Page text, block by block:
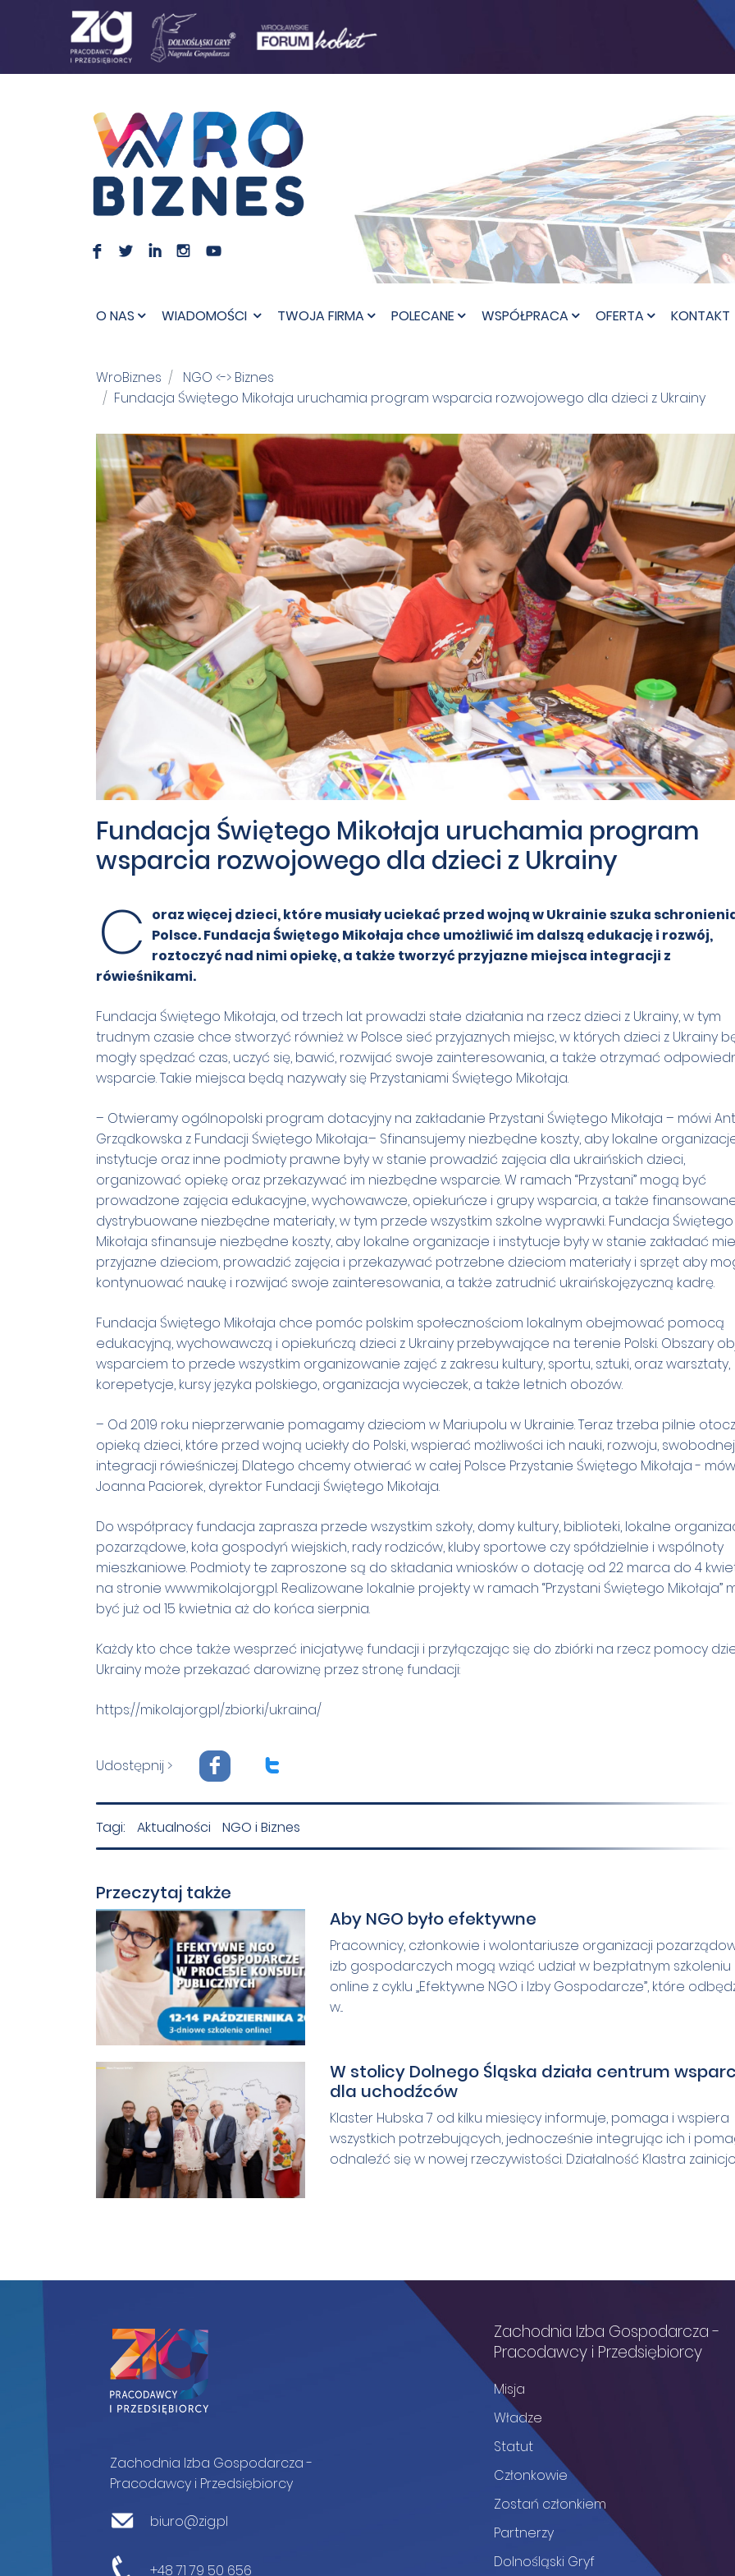
F L I I
O NAS WIADOMOŚCI TWOJA FIRMA POLECANE WSPÓŁPRACA OFERTA KONTAKT
WroBiznes
NGO <-> Biznes
Fundacja Świętego Mikołaja uruchamia program wsparcia rozwojowego dla dzieci z Ukrainy
Fundacja Świętego Mikołaja uruchamia program
wsparcia rozwojowego dla dzieci z Ukrainy
C oraz więcej dzieci, które musiały uciekać przed wojną w Ukrainie szuka
Polsce. Fundacja Świętego Mikołaja chce umożliwić im dalszą edukację i rozwój,
roztoczyć nad nimi opiekę, a także tworzyć przyjazne miejsca integracji z
rówieśnikami.
Fundacja Świętego Mikołaja, od trzech lat prowadzi stałe działania na rzecz dzieci z Ukrainy, w tym
trudnym czasie chce stworzyć również w Polsce sieć przyjaznych miejsc, w których dzieci z Ukrainy
mogły spędzać czas, uczyć się, bawić, rozwijać swoje zainteresowania, a także otrzymać
wsparcie. Takie miejsca będą nazywały się Przystaniami Świętego Mikołaja.
– Otwieramy ogólnopolski program dotacyjny na zakładanie Przystani Świętego Mikołaja – mówi
Grządkowska z Fundacji Świętego Mikołaja.– Sfinansujemy niezbędne koszty, aby lokalne
instytucje oraz inne podmioty prawne były w stanie prowadzić zajęcia dla ukraińskich dzieci,
organizować opiekę oraz przekazywać im niezbędne wsparcie. W ramach “Przystani” mogą być
prowadzone zajęcia edukacyjne, wychowawcze, opiekuńcze i grupy wsparcia, a także
dystrybuowane niezbędne materiały, w tym przede wszystkim szkolne wyprawki. Fundacja Świętego
Mikołaja sfinansuje niezbędne koszty, aby lokalne organizacje i instytucje były w stanie zakładać
przyjazne dzieciom, prowadzić zajęcia i przekazywać potrzebne dzieciom materiały i sprzęt aby
kontynuować naukę i rozwijać swoje zainteresowania, a także zatrudnić ukraińskojęzyczną kadrę.
Fundacja Świętego Mikołaja chce pomóc polskim społecznościom lokalnym obejmować pomocą
edukacyjną, wychowawczą i opiekuńczą dzieci z Ukrainy przebywające na terenie Polski. Obszary
wsparciem to przede wszystkim organizowanie zajęć z zakresu kultury, sportu, sztuki, oraz warsztaty,
korepetycje, kursy języka polskiego, organizacja wycieczek, a także letnich obozów.
– Od 2019 roku nieprzerwanie pomagamy dzieciom w Mariupolu w Ukrainie. Teraz trzeba pilnie
opieką dzieci, które przed wojną uciekły do Polski, wspierać możliwości ich nauki, rozwoju, swobodnej
integracji rówieśniczej. Dlatego chcemy otwierać w całej Polsce Przystanie Świętego Mikołaja -
Joanna Paciorek, dyrektor Fundacji Świętego Mikołaja.
Do współpracy fundacja zaprasza przede wszystkim szkoły, domy kultury, biblioteki, lokalne
pozarządowe, koła gospodyń wiejskich, rady rodziców, kluby sportowe czy spółdzielnie i wspólnoty
mieszkaniowe. Podmioty te zaproszone są do składania wniosków o dotację od 22 marca do 4
na stronie www.mikolaj.org.pl. Realizowane lokalnie projekty w ramach “Przystani Świętego Mikołaja”
być już od 15 kwietnia aż do końca sierpnia.
Każdy kto chce także wesprzeć inicjatywę fundacji i przyłączając się do zbiórki na rzecz pomocy
Ukrainy może przekazać darowiznę przez stronę fundacji:
https://mikolaj.org.pl/zbiorki/ukraina/
Udostępnij > F T
Tagi: Aktualności NGO i Biznes
Przeczytaj także
Aby NGO było efektywne
Pracownicy, członkowie i wolontariusze organizacji
izb gospodarczych mogą wziąć udział w bezpłatnym szkoleniu
online z cyklu „Efektywne NGO i Izby Gospodarcze”, które
w...
W stolicy Dolnego Śląska działa centrum
dla uchodźców
Klaster Hubska 7 od kilku miesięcy informuje, pomaga i wspiera
wszystkich potrzebujących, jednocześnie integrując ich i
odnaleźć się w nowej rzeczywistości. Działalność Klastra
Zachodnia Izba Gospodarcza -
Pracodawcy i Przedsiębiorcy
biuro@zig.pl
+48 71 79 50 656
Zachodnia Izba Gospodarcza -
Pracodawcy i Przedsiębiorcy
Misja
Władze
Statut
Członkowie
Zostań członkiem
Partnerzy
Dolnośląski Gryf